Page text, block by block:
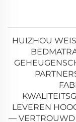
HUIZHOU
LEVEREN
— VERTROUWD